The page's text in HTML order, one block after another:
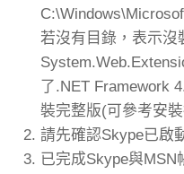
若沒有目錄，表示沒
了.NET Framework
裝完整版(可參考安裝
請先確認Skype已啟
已完成Skype與MSN